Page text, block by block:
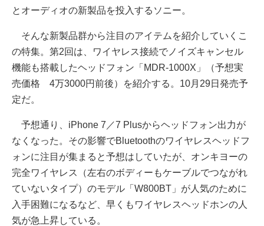
とオーディオの新製品を投入するソニー。
そんな新製品群から注目のアイテムを紹介していくこ
の特集。第2回は、ワイヤレス接続でノイズキャンセル
機能も搭載したヘッドフォン「MDR-1000X」（予想実
売価格 4万3000円前後）を紹介する。10月29日発売予
定だ。
予想通り、iPhone 7／7 Plusからヘッドフォン出力が
なくなった。その影響でBluetoothのワイヤレスヘッドフ
ォンに注目が集まると予想はしていたが、オンキヨーの
完全ワイヤレス（左右のボディーもケーブルでつながれ
ていないタイプ）のモデル「W800BT」が人気のために
入手困難になるなど、早くもワイヤレスヘッドホンの人
気が急上昇している。